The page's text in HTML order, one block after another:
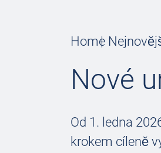
Home
Nové
Od 1. ledna
krokem cíleně